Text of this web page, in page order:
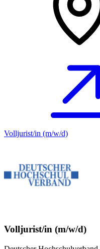
Volljurist/in (m/w/d)
Volljurist/in (m/w/d)